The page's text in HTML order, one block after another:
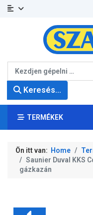
Keresés...
TERMÉKEK
Ön itt van: Home
Saunier Duval KKS
gázkazán